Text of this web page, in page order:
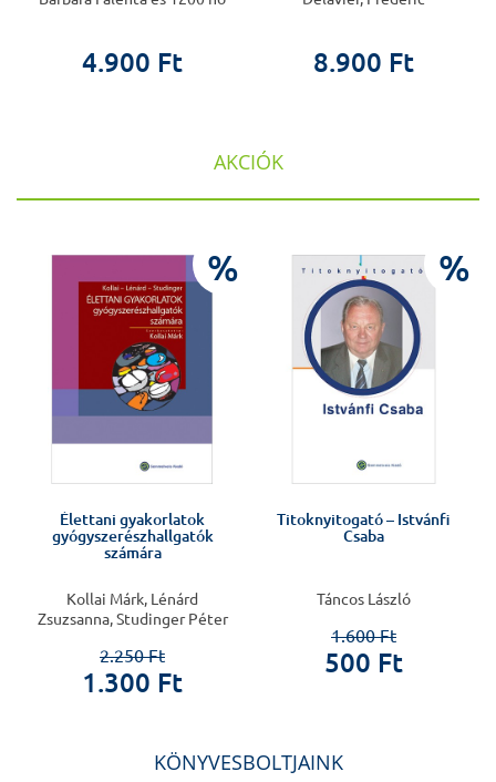
4.900 Ft 8.900 Ft
AKCIÓK
%
Élettani gyakorlatok
gyógyszerészhallgatók
számára
Kollai Márk, Lénárd
Zsuzsanna, Studinger Péter
2.250 Ft
1.300 Ft
%
Titoknyitogató – Istvánfi
Csaba
Táncos László
1.600 Ft
500 Ft
KÖNYVESBOLTJAINK